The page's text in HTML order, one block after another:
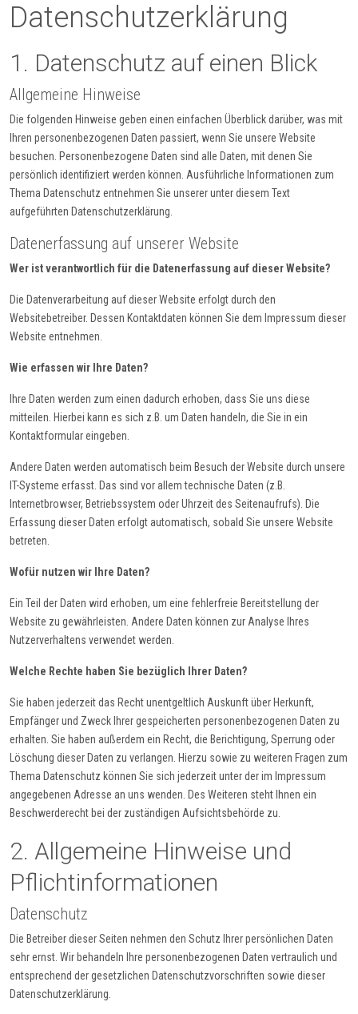
Datenschutzerklärung
1. Datenschutz auf einen Blick
Allgemeine Hinweise
Die folgenden Hinweise geben einen einfachen Überblick darüber, was mit
Ihren personenbezogenen Daten passiert, wenn Sie unsere Website
besuchen. Personenbezogene Daten sind alle Daten, mit denen Sie
persönlich identifiziert werden können. Ausführliche Informationen zum
Thema Datenschutz entnehmen Sie unserer unter diesem Text
aufgeführten Datenschutzerklärung.
Datenerfassung auf unserer Website
Wer ist verantwortlich für die Datenerfassung auf dieser Website?
Die Datenverarbeitung auf dieser Website erfolgt durch den
Websitebetreiber. Dessen Kontaktdaten können Sie dem Impressum dieser
Website entnehmen.
Wie erfassen wir Ihre Daten?
Ihre Daten werden zum einen dadurch erhoben, dass Sie uns diese
mitteilen. Hierbei kann es sich z.B. um Daten handeln, die Sie in ein
Kontaktformular eingeben.
Andere Daten werden automatisch beim Besuch der Website durch unsere
IT-Systeme erfasst. Das sind vor allem technische Daten (z.B.
Internetbrowser, Betriebssystem oder Uhrzeit des Seitenaufrufs). Die
Erfassung dieser Daten erfolgt automatisch, sobald Sie unsere Website
betreten.
Wofür nutzen wir Ihre Daten?
Ein Teil der Daten wird erhoben, um eine fehlerfreie Bereitstellung der
Website zu gewährleisten. Andere Daten können zur Analyse Ihres
Nutzerverhaltens verwendet werden.
Welche Rechte haben Sie bezüglich Ihrer Daten?
Sie haben jederzeit das Recht unentgeltlich Auskunft über Herkunft,
Empfänger und Zweck Ihrer gespeicherten personenbezogenen Daten zu
erhalten. Sie haben außerdem ein Recht, die Berichtigung, Sperrung oder
Löschung dieser Daten zu verlangen. Hierzu sowie zu weiteren Fragen zum
Thema Datenschutz können Sie sich jederzeit unter der im Impressum
angegebenen Adresse an uns wenden. Des Weiteren steht Ihnen ein
Beschwerderecht bei der zuständigen Aufsichtsbehörde zu.
2. Allgemeine Hinweise und
Pflichtinformationen
Datenschutz
Die Betreiber dieser Seiten nehmen den Schutz Ihrer persönlichen Daten
sehr ernst. Wir behandeln Ihre personenbezogenen Daten vertraulich und
entsprechend der gesetzlichen Datenschutzvorschriften sowie dieser
Datenschutzerklärung.